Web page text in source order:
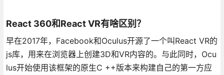
React 360和React VR有啥区别？
早在2017年，Facebook和Oculus开源了一个叫React VR的
js库，用来在浏览器上创建3D和VR内容的。与此同时，Ocu
lus开始使用该框架的原生C ++版本来构建自己的第一方应